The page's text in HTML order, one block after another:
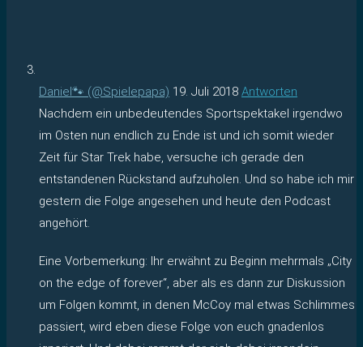
Daniel🐾 (@Spielepapa) 19. Juli 2018 Antworten
Nachdem ein unbedeutendes Sportspektakel irgendwo
im Osten nun endlich zu Ende ist und ich somit wieder
Zeit für Star Trek habe, versuche ich gerade den
entstandenen Rückstand aufzuholen. Und so habe ich mir
gestern die Folge angesehen und heute den Podcast
angehört.
Eine Vorbemerkung: Ihr erwähnt zu Beginn mehrmals „City
on the edge of forever“, aber als es dann zur Diskussion
um Folgen kommt, in denen McCoy mal etwas Schlimmes
passiert, wird eben diese Folge von euch gnadenlos